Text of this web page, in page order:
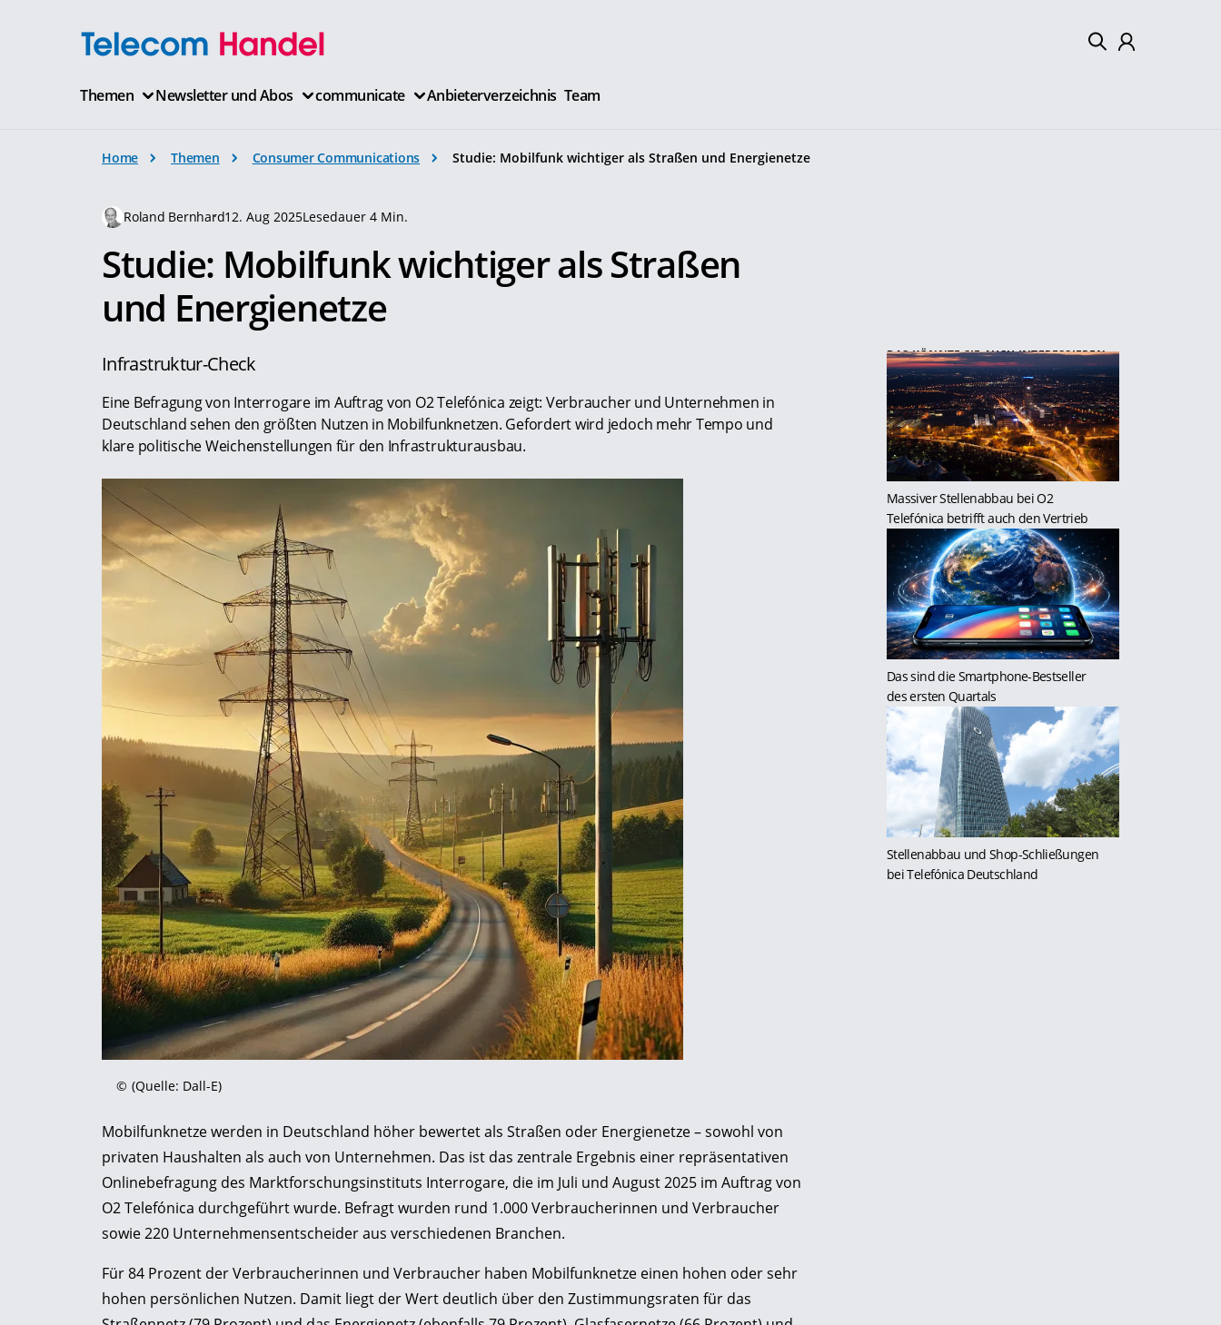
Themen Newsletter und Abos communicate Anbieterverzeichnis Team
Home Themen Consumer Communications Studie: Mobilfunk wichtiger als Straßen und Energienetze
Roland Bernhard12. Aug 2025Lesedauer 4 Min.
Studie: Mobilfunk wichtiger als Straßen
und Energienetze
Infrastruktur-Check
Eine Befragung von Interrogare im Auftrag von O2 Telefónica zeigt: Verbraucher und Unternehmen in
Deutschland sehen den größten Nutzen in Mobilfunknetzen. Gefordert wird jedoch mehr Tempo und
klare politische Weichenstellungen für den Infrastrukturausbau.
© (Quelle: Dall-E)
Mobilfunknetze werden in Deutschland höher bewertet als Straßen oder Energienetze – sowohl von
privaten Haushalten als auch von Unternehmen. Das ist das zentrale Ergebnis einer repräsentativen
Onlinebefragung des Marktforschungsinstituts Interrogare, die im Juli und August 2025 im Auftrag von
O2 Telefónica durchgeführt wurde. Befragt wurden rund 1.000 Verbraucherinnen und Verbraucher
sowie 220 Unternehmensentscheider aus verschiedenen Branchen.
Für 84 Prozent der Verbraucherinnen und Verbraucher haben Mobilfunknetze einen hohen oder sehr
hohen persönlichen Nutzen. Damit liegt der Wert deutlich über den Zustimmungsraten für das
DAS KÖNNTE SIE AUCH INTERESSIEREN:
Massiver Stellenabbau bei O2
Telefónica betrifft auch den Vertrieb
Das sind die Smartphone-Bestseller
des ersten Quartals
Stellenabbau und Shop-Schließungen
bei Telefónica Deutschland